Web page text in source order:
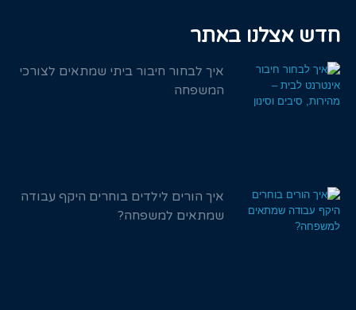
חדש אצלנו באתר
איך לבחור חיבור ביתי שמתאים לצורכי
המשפחה
איך הורים לילדים בוחרים היקף עבודה
שמתאים למשפחה?